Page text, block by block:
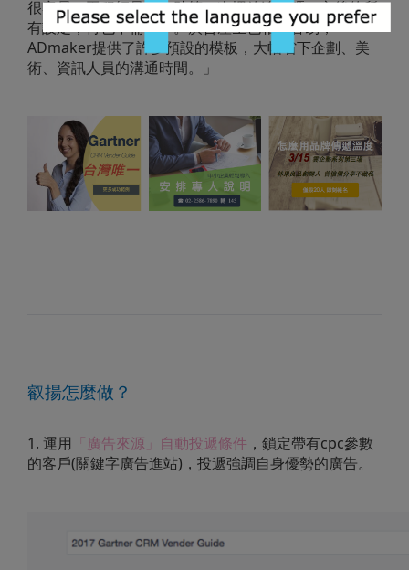
很容易，工程師只要協助第一次埋放追蹤碼，之後的所
有設定，再也不需插手。廣告產生也相當容易，
ADmaker提供了許多預設的模板，大幅省下企劃、美
術、資訊人員的溝通時間。」
叡揚怎麼做？
1. 運用 「廣告來源」自動投遞條件 ，鎖定帶有cpc參數
的客戶(關鍵字廣告進站)，投遞強調自身優勢的廣告。